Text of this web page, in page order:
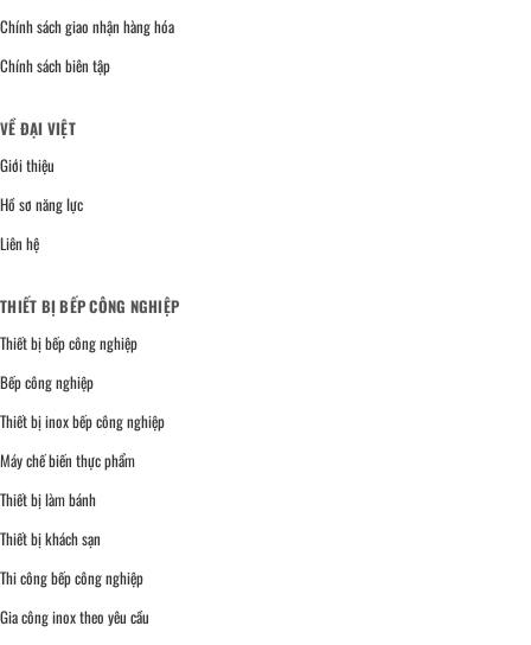
Chính sách giao nhận hàng hóa
Chính sách biên tập
VỀ ĐẠI VIỆT
Giới thiệu
Hồ sơ năng lực
Liên hệ
THIẾT BỊ BẾP CÔNG NGHIỆP
Thiết bị bếp công nghiệp
Bếp công nghiệp
Thiết bị inox bếp công nghiệp
Máy chế biến thực phẩm
Thiết bị làm bánh
Thiết bị khách sạn
Thi công bếp công nghiệp
Gia công inox theo yêu cầu